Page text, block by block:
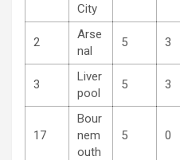
City
2
Arse
nal
5 3
3
Liver
pool
5 3
17
Bour
nem
outh
5 0